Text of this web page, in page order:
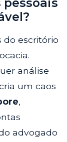
do escritório
análise
um caos
,
advogado